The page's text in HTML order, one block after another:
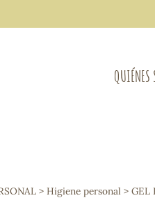
QUIÉNES
Osteo-articular
Mujer
> Higiene personal > GEL